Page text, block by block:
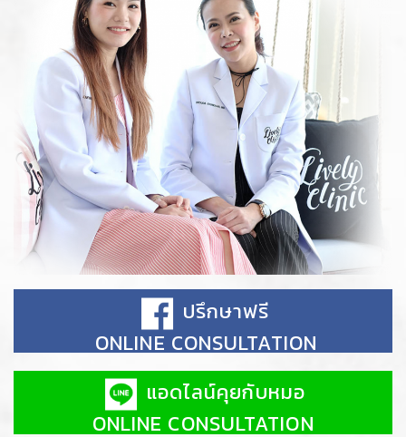
ปรึกษาฟรี
ONLINE CONSULTATION
แอดไลน์คุยกับหมอ
ONLINE CONSULTATION
CONSULT WITH DOCTOR
Telephone (*)